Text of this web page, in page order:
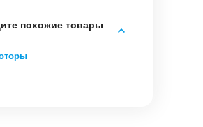
похожие товары